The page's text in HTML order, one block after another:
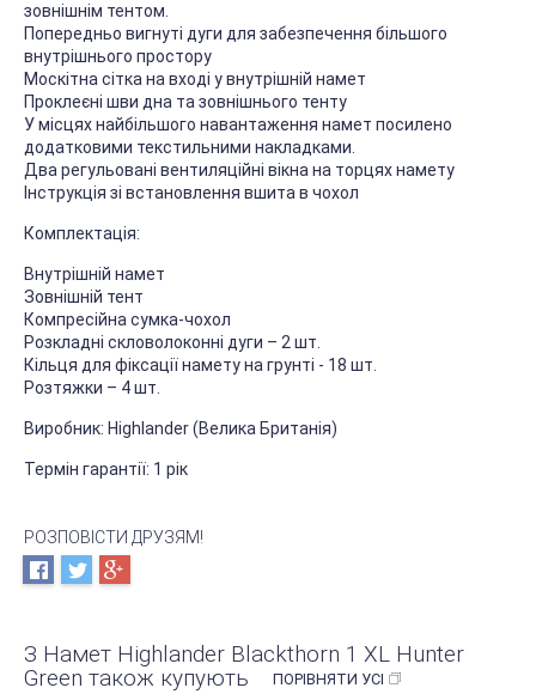
зовнішнім тентом.
Попередньо вигнуті дуги для забезпечення більшого
внутрішнього простору
Москітна сітка на вході у внутрішній намет
Проклеєні шви дна та зовнішнього тенту
У місцях найбільшого навантаження намет посилено
додатковими текстильними накладками.
Два регульовані вентиляційні вікна на торцях намету
Інструкція зі встановлення вшита в чохол
Комплектація:
Внутрішній намет
Зовнішній тент
Компресійна сумка-чохол
Розкладні скловолоконні дуги – 2 шт.
Кільця для фіксації намету на грунті - 18 шт.
Розтяжки – 4 шт.
Виробник: Highlander (Велика Британія)
Термін гарантії: 1 рік
РОЗПОВІСТИ ДРУЗЯМ!
З Намет Highlander Blackthorn 1 XL Hunter
Green також купують
ПОРІВНЯТИ УСІ